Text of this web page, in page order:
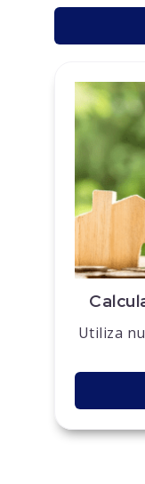
Utiliza